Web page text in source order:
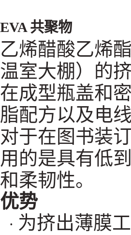
EVA 共聚物
乙烯醋酸乙烯
温室大棚）的
在成型瓶盖和
脂配方以及电
对于在图书装
用的是具有低
和柔韧性。
优势
· 为挤出薄膜